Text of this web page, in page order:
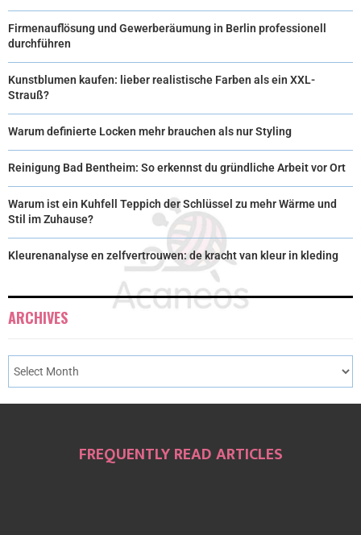
Firmenauflösung und Gewerberäumung in Berlin professionell
durchführen
Kunstblumen kaufen: lieber realistische Farben als ein XXL-
Strauß?
Warum definierte Locken mehr brauchen als nur Styling
Reinigung Bad Bentheim: So erkennst du gründliche Arbeit vor Ort
Warum ist ein Kuhfell Teppich der Schlüssel zu mehr Wärme und
Stil im Zuhause?
Kleurenanalyse en zelfvertrouwen: de kracht van kleur in kleding
ARCHIVES
FREQUENTLY READ ARTICLES